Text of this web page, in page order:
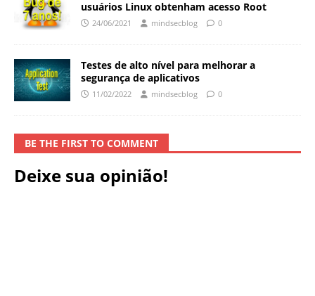
usuários Linux obtenham acesso Root
24/06/2021 mindsecblog 0
Testes de alto nível para melhorar a
segurança de aplicativos
11/02/2022 mindsecblog 0
BE THE FIRST TO COMMENT
Deixe sua opinião!